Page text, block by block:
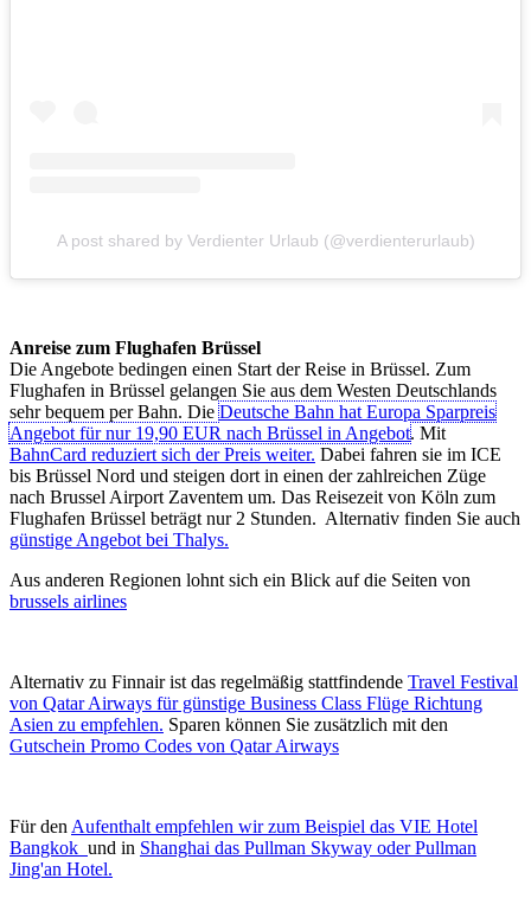
A post shared by Verdienter Urlaub (@verdienterurlaub)
Anreise zum Flughafen Brüssel
Die Angebote bedingen einen Start der Reise in Brüssel. Zum
Flughafen in Brüssel gelangen Sie aus dem Westen Deutschlands
sehr bequem per Bahn. DieDeutsche Bahn hat Europa Sparpreis
Angebot für nur 19,90 EUR nach Brüssel in Angebot. Mit
BahnCard reduziert sich der Preis weiter. Dabei fahren sie im ICE
bis Brüssel Nord und steigen dort in einen der zahlreichen Züge
nach Brussel Airport Zaventem um. Das Reisezeit von Köln zum
Flughafen Brüssel beträgt nur 2 Stunden. Alternativ finden Sie auch
günstige Angebot bei Thalys.
Aus anderen Regionen lohnt sich ein Blick auf die Seiten von
brussels airlines
Alternativ zu Finnair ist das regelmäßig stattfindende Travel Festival
von Qatar Airways für günstige Business Class Flüge Richtung
Asien zu empfehlen. Sparen können Sie zusätzlich mit den
Gutschein Promo Codes von Qatar Airways
Für denAufenthalt empfehlen wir zum Beispiel das VIE Hotel
Bangkok und in Shanghai das Pullman Skyway oder Pullman
Jing'an Hotel.